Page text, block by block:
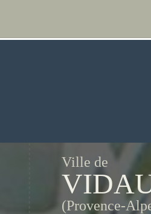
Ville de
(Provence-